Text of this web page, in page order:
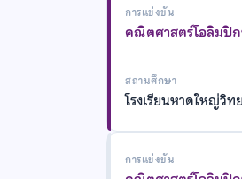
การแข่งขัน
คณิตศาสตร์โอลิมปิ
สถานศึกษา
โรงเรียนหาดใหญ่วิท
การแข่งขัน